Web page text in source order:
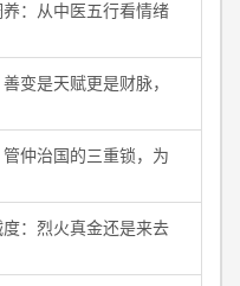
养：从中医五行看情绪
变是天赋更是财脉，
仲治国的三重锁，为
度：烈火真金还是来去